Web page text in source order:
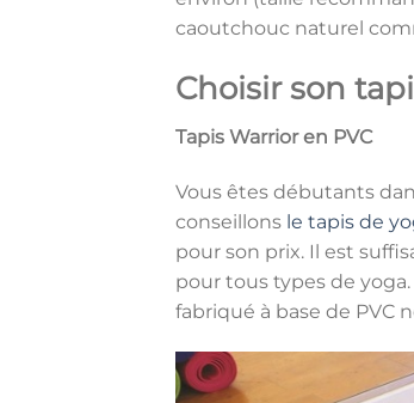
caoutchouc naturel
Choisir son
Tapis Warrior en PVC
Vous êtes débutants
conseillons le tapis de
pour son prix. Il est
pour tous types de
fabriqué à base de PVC